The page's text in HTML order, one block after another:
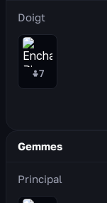
Doigt
7
Gemmes
Principal